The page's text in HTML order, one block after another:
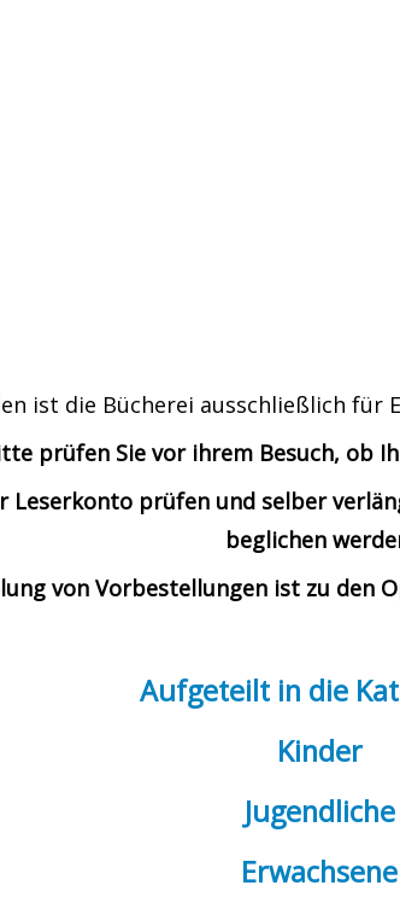
ist die Bücherei ausschließlich für
prüfen Sie vor ihrem Besuch, ob
Leserkonto prüfen und selber
beglichen
von Vorbestellungen ist zu den
Aufgeteilt in die
Kinder
Jugendliche
Erwachsene